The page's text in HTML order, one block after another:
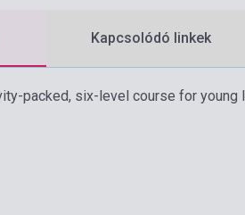
Kapcsolódó linkek
packed, six-level course for